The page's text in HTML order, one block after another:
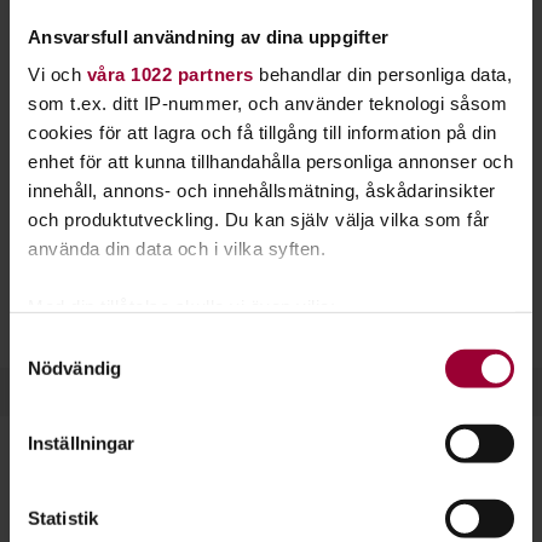
Ansvarsfull användning av dina uppgifter
Vi och våra 1022 partners behandlar din personliga data,
som t.ex. ditt IP-nummer, och använder teknologi såsom
cookies för att lagra och få tillgång till information på din
enhet för att kunna tillhandahålla personliga annonser och
innehåll, annons- och innehållsmätning, åskådarinsikter
och produktutveckling. Du kan själv välja vilka som får
använda din data och i vilka syften.
som kan ha en noggrannhet på upp till flera meter
Ta reda på mer om hur dina personliga uppgifter
Du kan ändra eller dra tillbaka ditt samtycke när som
Nödvändig
Inställningar
Statistik
på trumpet, valthorn, tuba och kornett.
På många orter i landet erbjuder vi kurser i blåsinstrument.
Blåsinstrumenten brukar delas in i två familjer:
Bleckblåsinstrumentär exempelvis althorn, kornett,
trumpet, trombon, tuba och valthorn.Träblåsinstrument
omfattar bland annat saxofon, flöjt, klarinett och oboe.
Dela: E-mail